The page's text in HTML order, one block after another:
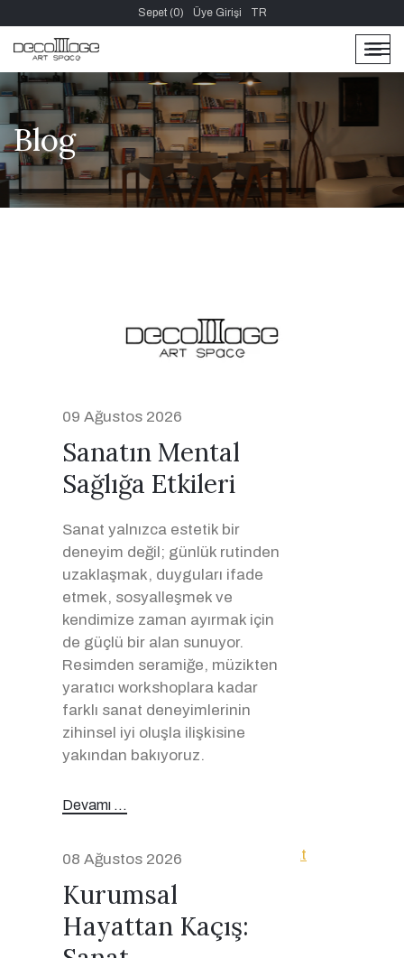
Sepet (0) Üye Girişi TR
Blog
09 Ağustos 2026
Sanatın Mental
Sağlığa Etkileri
Sanat yalnızca estetik bir
deneyim değil; günlük rutinden
uzaklaşmak, duyguları ifade
etmek, sosyalleşmek ve
kendimize zaman ayırmak için
de güçlü bir alan sunuyor.
Resimden seramiğe, müzikten
yaratıcı workshoplara kadar
farklı sanat deneyimlerinin
zihinsel iyi oluşla ilişkisine
yakından bakıyoruz.
Devamı ...
08 Ağustos 2026
Kurumsal
Hayattan Kaçış: